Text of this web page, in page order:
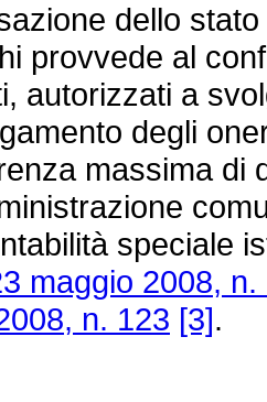
dello
provvede al
autorizzati a
degli
massima di
speciale
maggio 2008, n.
n. 123 [3].